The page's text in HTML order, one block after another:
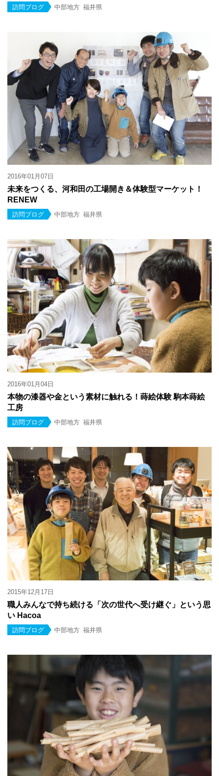
訪問ブログ 中部地方 福井県
2016年01月07日
未来をつくる、河和田の工場開き＆体験型マーケット！
RENEW
訪問ブログ 中部地方 福井県
2016年01月04日
本物の漆器や金という素材に触れる！蒔絵体験 駒本蒔絵
工房
訪問ブログ 中部地方 福井県
2015年12月17日
職人みんなで持ち続ける「次の世代へ受け継ぐ」という思
い Hacoa
訪問ブログ 中部地方 福井県